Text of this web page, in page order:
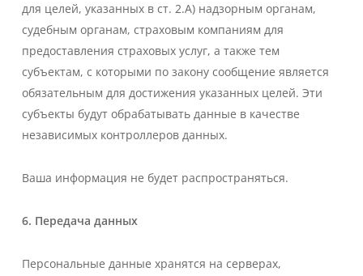
для целей, указанных в ст. 2.A) надзорным органам,
судебным органам, страховым компаниям для
предоставления страховых услуг, а также тем
субъектам, с которыми по закону сообщение является
обязательным для достижения указанных целей. Эти
субъекты будут обрабатывать данные в качестве
независимых контроллеров данных.
Ваша информация не будет распространяться.
6. Передача данных
Персональные данные хранятся на серверах,